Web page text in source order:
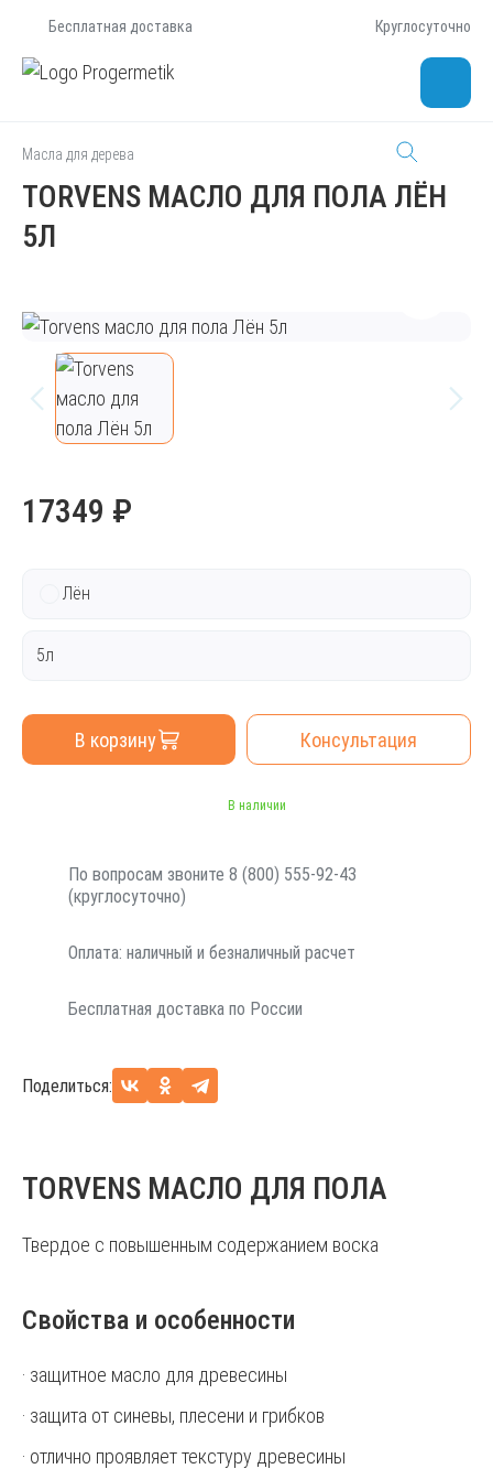
Бесплатная доставка Круглосуточно
Масла для дерева
TORVENS МАСЛО ДЛЯ ПОЛА ЛЁН
5Л
17349 ₽
Лён
5л
В корзину Консультация
В наличии
По вопросам звоните 8 (800) 555-92-43
(круглосуточно)
Оплата: наличный и безналичный расчет
Бесплатная доставка по России
Поделиться:
TORVENS МАСЛО ДЛЯ ПОЛА
Твердое с повышенным содержанием воска
Свойства и особенности
· защитное масло для древесины
· защита от синевы, плесени и грибков
· отлично проявляет текстуру древесины